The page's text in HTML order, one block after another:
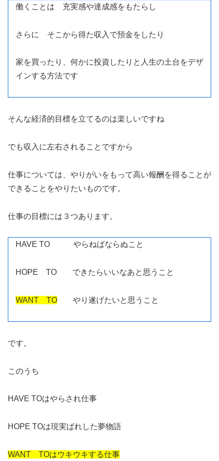
働くことは 充実感や達成感をもたらし
さらに そこから得た収入で預金をしたり
家を買ったり、何かに投資したりと人生の土台をデザ
インする方法です
そんな経済的目標を立てるのは楽しいですね
でも収入に左右されることですから
仕事については、やりがいをもって高い報酬を得ることが
できることをやりたいものです。
仕事の目標には３つあります。
HAVE TO やらねばならぬこと
HOPE TO できたらいいなあと思うこと
WANT TO やり遂げたいと思うこと
です。
このうち
HAVE TOはやらされ仕事
HOPE TOは現実ばれした夢物語
WANT TOはウキウキする仕事